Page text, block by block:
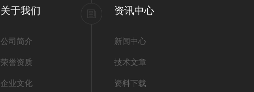
关于我们
公司简介
荣誉资质
企业文化
资讯中心
新闻中心
技术文章
资料下载